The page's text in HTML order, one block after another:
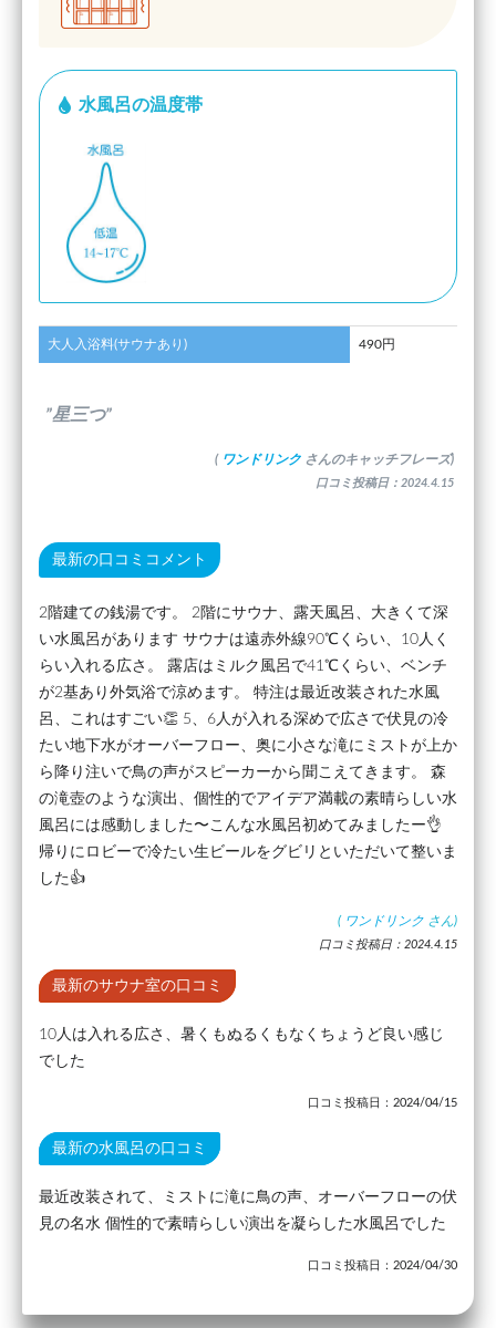
水風呂の温度帯
大人入浴料(サウナあり) 490円
”星三つ”
( ワンドリンク さんのキャッチフレーズ)
口コミ投稿日：2024.4.15
最新の口コミコメント
2階建ての銭湯です。 2階にサウナ、露天風呂、大きくて深
い水風呂があります サウナは遠赤外線90℃くらい、10人く
らい入れる広さ。 露店はミルク風呂で41℃くらい、ベンチ
が2基あり外気浴で涼めます。 特注は最近改装された水風
呂、これはすごい👏 5、6人が入れる深めで広さで伏見の冷
たい地下水がオーバーフロー、奥に小さな滝にミストが上か
ら降り注いで鳥の声がスピーカーから聞こえてきます。 森
の滝壺のような演出、個性的でアイデア満載の素晴らしい水
風呂には感動しました〜こんな水風呂初めてみましたー👌
帰りにロビーで冷たい生ビールをグビリといただいて整いま
した👍
( ワンドリンク さん)
口コミ投稿日：2024.4.15
最新のサウナ室の口コミ
10人は入れる広さ、暑くもぬるくもなくちょうど良い感じ
でした
口コミ投稿日：2024/04/15
最新の水風呂の口コミ
最近改装されて、ミストに滝に鳥の声、オーバーフローの伏
見の名水 個性的で素晴らしい演出を凝らした水風呂でした
口コミ投稿日：2024/04/30